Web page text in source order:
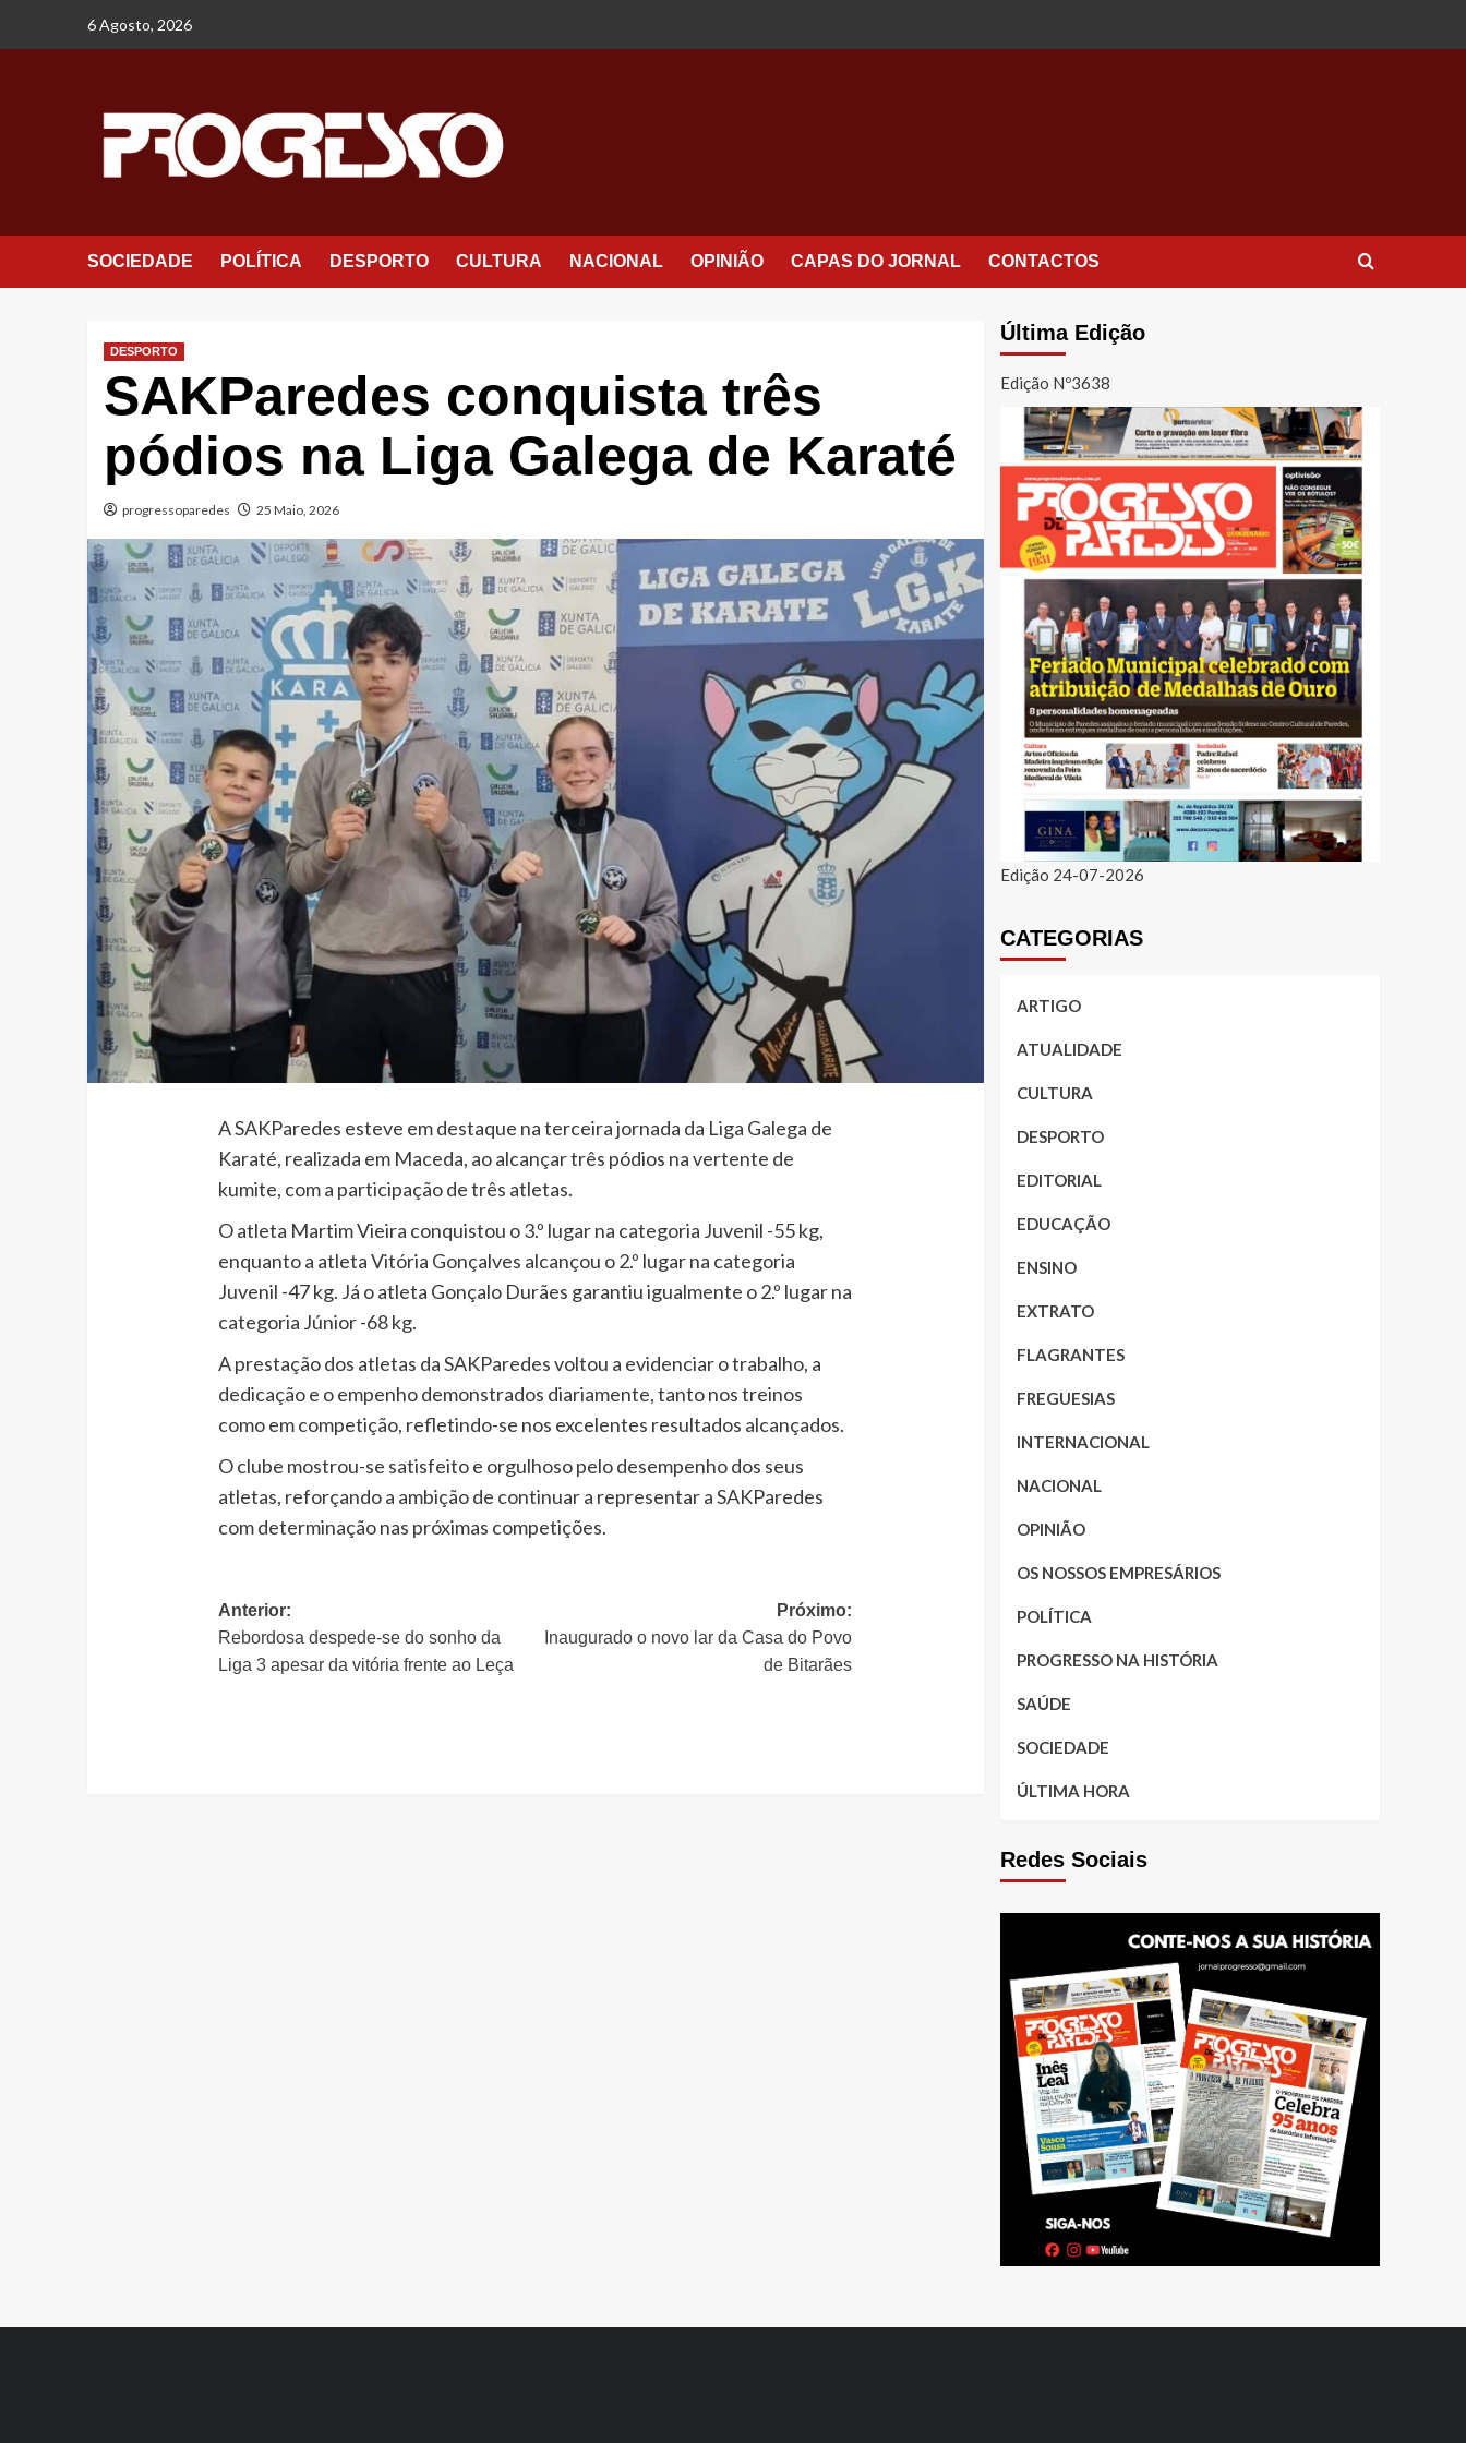
6 Agosto, 2026
SOCIEDADE POLÍTICA DESPORTO CULTURA NACIONAL OPINIÃO CAPAS DO JORNAL CONTACTOS
DESPORTO
SAKParedes conquista três
pódios na Liga Galega de Karaté
progressoparedes 25 Maio, 2026
A SAKParedes esteve em destaque na terceira jornada da Liga Galega de
Karaté, realizada em Maceda, ao alcançar três pódios na vertente de
kumite, com a participação de três atletas.
O atleta Martim Vieira conquistou o 3.º lugar na categoria Juvenil -55 kg,
enquanto a atletaVitória Gonçalves alcançou o 2.º lugar na categoria
Juvenil -47 kg. Já o atleta Gonçalo Durães garantiu igualmente o 2.º lugar na
categoria Júnior -68 kg.
A prestação dos atletas da SAKParedes voltou a evidenciar o trabalho, a
dedicação e o empenho demonstrados diariamente, tanto nos treinos
como em competição, refletindo-se nos excelentes resultados alcançados.
O clube mostrou-se satisfeito e orgulhoso pelo desempenho dos seus
atletas, reforçando a ambição de continuar a representar a SAKParedes
com determinação nas próximas competições.
Navegação
de
artigos
Anterior:
Rebordosa despede-se do sonho da
Liga 3 apesar da vitória frente ao Leça
Próximo:
Inaugurado o novo lar da Casa do Povo
de Bitarães
Última Edição
Edição Nº3638
Edição 24-07-2026
CATEGORIAS
ARTIGO
ATUALIDADE
CULTURA
DESPORTO
EDITORIAL
EDUCAÇÃO
ENSINO
EXTRATO
FLAGRANTES
FREGUESIAS
INTERNACIONAL
NACIONAL
OPINIÃO
OS NOSSOS EMPRESÁRIOS
POLÍTICA
PROGRESSO NA HISTÓRIA
SAÚDE
SOCIEDADE
ÚLTIMA HORA
Redes Sociais